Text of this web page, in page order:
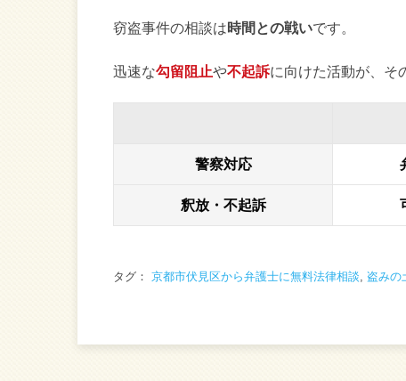
窃盗事件の相談は時間との戦いです。
迅速な勾留阻止や不起訴に向けた活動が、そ
警察対応
釈放・不起訴
タグ： 京都市伏見区から弁護士に無料法律相談 盗みの